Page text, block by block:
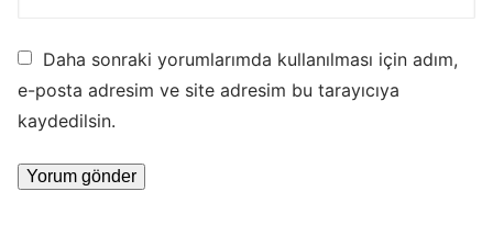
Daha sonraki yorumlarımda kullanılması için adım,
e-posta adresim ve site adresim bu tarayıcıya
kaydedilsin.